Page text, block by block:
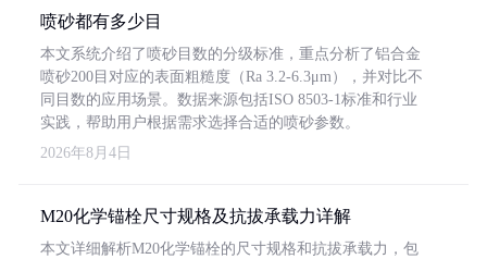
喷砂都有多少目
本文系统介绍了喷砂目数的分级标准，重点分析了铝合金
喷砂200目对应的表面粗糙度（Ra 3.2-6.3μm），并对比不
同目数的应用场景。数据来源包括ISO 8503-1标准和行业
实践，帮助用户根据需求选择合适的喷砂参数。
2026年8月4日
M20化学锚栓尺寸规格及抗拔承载力详解
本文详细解析M20化学锚栓的尺寸规格和抗拔承载力，包